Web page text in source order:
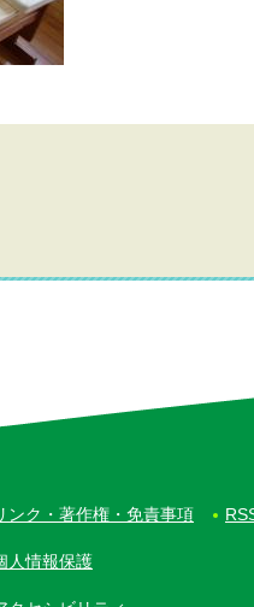
ンク・著作権・免責事項
人情報保護